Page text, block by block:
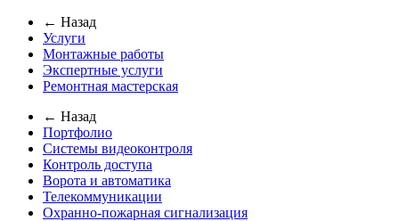
← Назад
Услуги
Монтажные работы
Экспертные услуги
Ремонтная мастерская
← Назад
Портфолио
Системы видеоконтроля
Контроль доступа
Ворота и автоматика
Телекоммуникации
Охранно-пожарная сигнализация